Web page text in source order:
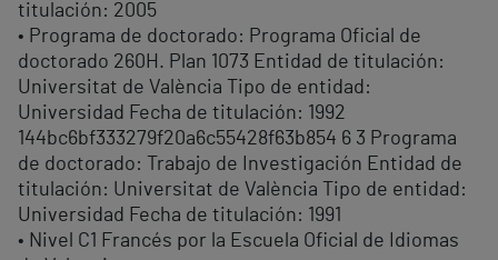
titulación: 2005
• Programa de doctorado: Programa Oficial de
doctorado 260H. Plan 1073 Entidad de titulación:
Universitat de València Tipo de entidad:
Universidad Fecha de titulación: 1992
144bc6bf333279f20a6c55428f63b854 6 3 Programa
de doctorado: Trabajo de Investigación Entidad de
titulación: Universitat de València Tipo de entidad:
Universidad Fecha de titulación: 1991
• Nivel C1 Francés por la Escuela Oficial de Idiomas